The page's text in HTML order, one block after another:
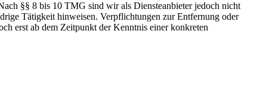
§§ 8 bis 10 TMG sind wir als Diensteanbieter jedoch nicht
Tätigkeit hinweisen. Verpflichtungen zur Entfernung oder
erst ab dem Zeitpunkt der Kenntnis einer konkreten